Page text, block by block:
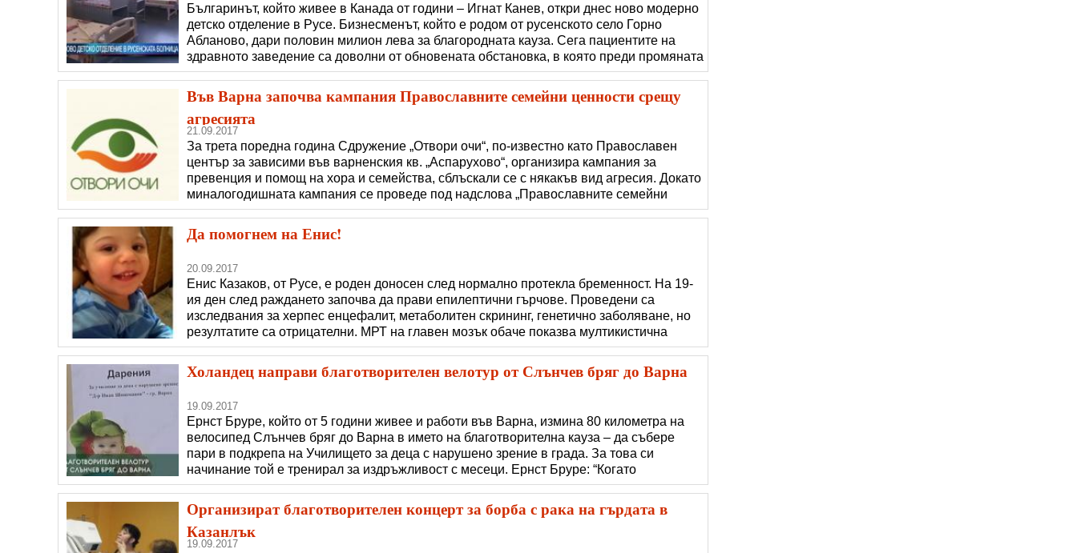
Българинът, който живее в Канада от години – Игнат Канев, откри днес ново модерно
детско отделение в Русе. Бизнесменът, който е родом от русенското село Горно
Абланово, дари половин милион лева за благородната кауза. Сега пациентите на
здравното заведение са доволни от обновената обстановка, в която преди промяната
са били лекувани сред мухъл и олющени стени. При това те оценяват и отношението
на медиците и обслужването на персонал
Във Варна започва кампания Православните семейни ценности срещу
агресията
21.09.2017
За трета поредна година Сдружение „Отвори очи“, по-известно като Православен
център за зависими във варненския кв. „Аспарухово“, организира кампания за
превенция и помощ на хора и семейства, сблъскали се с някакъв вид агресия. Докато
миналогодишната кампания се проведе под надслова „Православните семейни
ценности срещу алкохола“, тази година фокусът пада върху борбата с агресията и
темата е „Православните семейни ценности сре�
Да помогнем на Енис!
20.09.2017
Енис Казаков, от Русе, е роден доносен след нормално протекла бременност. На 19-
ия ден след раждането започва да прави епилептични гърчове. Проведени са
изследвания за херпес енцефалит, метаболитен скрининг, генетично заболяване, но
резултатите са отрицателни. МРТ на главен мозък обаче показва мултикистична
енцефаломалация. Детето е хоспитализирано многократно, прилага му се
антиконвулсивно лечение и рехабилитация, но гърчовете п�
Холандец направи благотворителен велотур от Слънчев бряг до Варна
19.09.2017
Ернст Бруре, който от 5 години живее и работи във Варна, измина 80 километра на
велосипед Слънчев бряг до Варна в името на благотворителна кауза – да събере
пари в подкрепа на Училището за деца с нарушено зрение в града. За това си
начинание той е тренирал за издръжливост с месеци. Ернст Бруре: “Когато
пристигнах тук преди пет години, бях впечатлен от голямата разлика между България
и Холандия и реших да направя една наистина важна и
Организират благотворителен концерт за борба с рака на гърдата в
Казанлък
19.09.2017